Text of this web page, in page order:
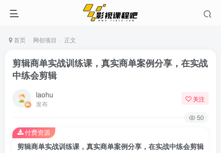
首页 网创项目 正文
剪辑商单实战训练课，真实商单案例分享，在实战
中练会剪辑
laohu
发布
关注
50
剪辑商单实战训练课，真实商单案例分享，在实战中练会剪辑
付费资源